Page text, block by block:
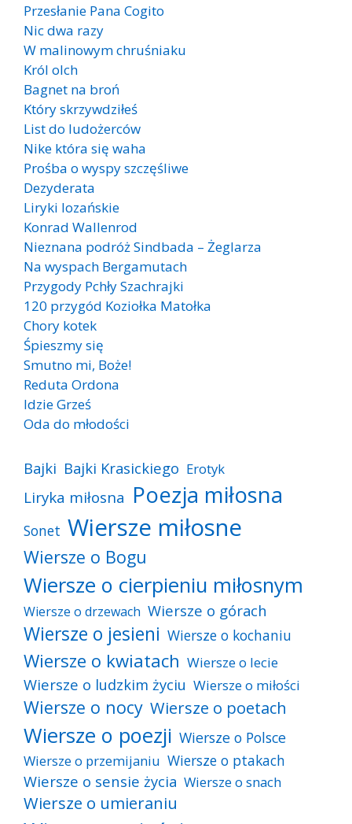
Przesłanie Pana Cogito
Nic dwa razy
W malinowym chruśniaku
Król olch
Bagnet na broń
Który skrzywdziłeś
List do ludożerców
Nike która się waha
Prośba o wyspy szczęśliwe
Dezyderata
Liryki lozańskie
Konrad Wallenrod
Nieznana podróż Sindbada – Żeglarza
Na wyspach Bergamutach
Przygody Pchły Szachrajki
120 przygód Koziołka Matołka
Chory kotek
Śpieszmy się
Smutno mi, Boże!
Reduta Ordona
Idzie Grześ
Oda do młodości
Bajki Bajki Krasickiego Erotyk
Liryka miłosna Poezja miłosna
Sonet Wiersze miłosne
Wiersze o Bogu
Wiersze o cierpieniu miłosnym
Wiersze o drzewach Wiersze o górach
Wiersze o jesieni Wiersze o kochaniu
Wiersze o kwiatach Wiersze o lecie
Wiersze o ludzkim życiu Wiersze o miłości
Wiersze o nocy Wiersze o poetach
Wiersze o poezji Wiersze o Polsce
Wiersze o przemijaniu Wiersze o ptakach
Wiersze o sensie życia Wiersze o snach
Wiersze o umieraniu